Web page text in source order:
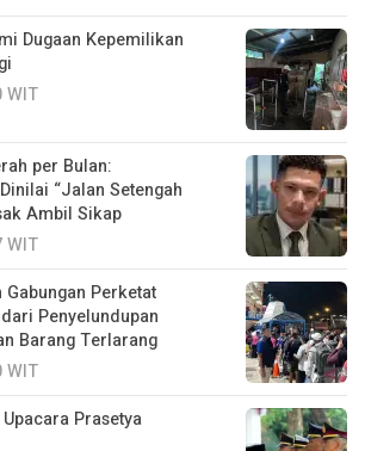
Dugaan Kepemilikan
WIT
per Bulan:
“Jalan Setengah
Ambil Sikap
WIT
Perketat
Penyelundupan
Barang Terlarang
WIT
Prasetya